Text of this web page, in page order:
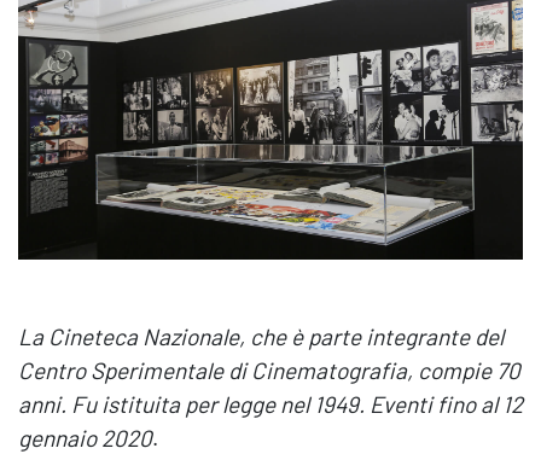
La Cineteca Nazionale, che è parte integrante del
Centro Sperimentale di Cinematografia, compie 70
anni. Fu istituita per legge nel 1949. Eventi fino al 12
gennaio 2020.